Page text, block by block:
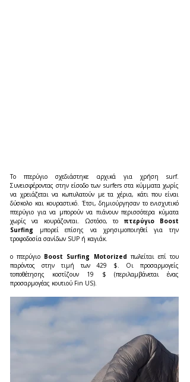
Το πτερύγιο σχεδιάστηκε αρχικά για χρήση surf.
Συνεισφέροντας στην είσοδο των surfers στα κύμματα χωρίς
να χρειάζεται να κωπυλατούν με τα χέρια, κάτι που είναι
δύσκολο και κουραστικό. Έτσι, δημιούργησαν το ενισχυτικό
πτερύγιο για να μπορούν να πιάνουν περισσότερα κύματα
χωρίς να κουράζονται. Ωστόσο, το πτερύγιο Boost
Surfing μπορεί επίσης να χρησιμοποιηθεί για την
τροφοδοσία σανίδων SUP ή καγιάκ.
ο πτερύγιο Boost Surfing Motorized πωλείται επί του
παρόντος στην τιμή των 429 $. Οι προσαρμογείς
τοποθέτησης κοστίζουν 19 $ (περιλαμβάνεται ένας
προσαρμογέας κουτιού Fin US).